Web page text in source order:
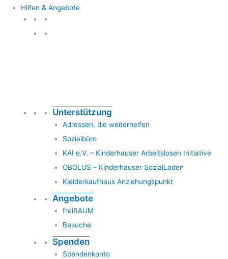
Hilfen & Angebote
Unterstützung
Adressen, die weiterhelfen
Sozialbüro
KAI e.V. – Kinderhauser Arbeitslosen Initiative
OBOLUS – Kinderhauser SozialLaden
Kleiderkaufhaus Anziehungspunkt
Angebote
freiRAUM
Besuche
Spenden
Spendenkonto